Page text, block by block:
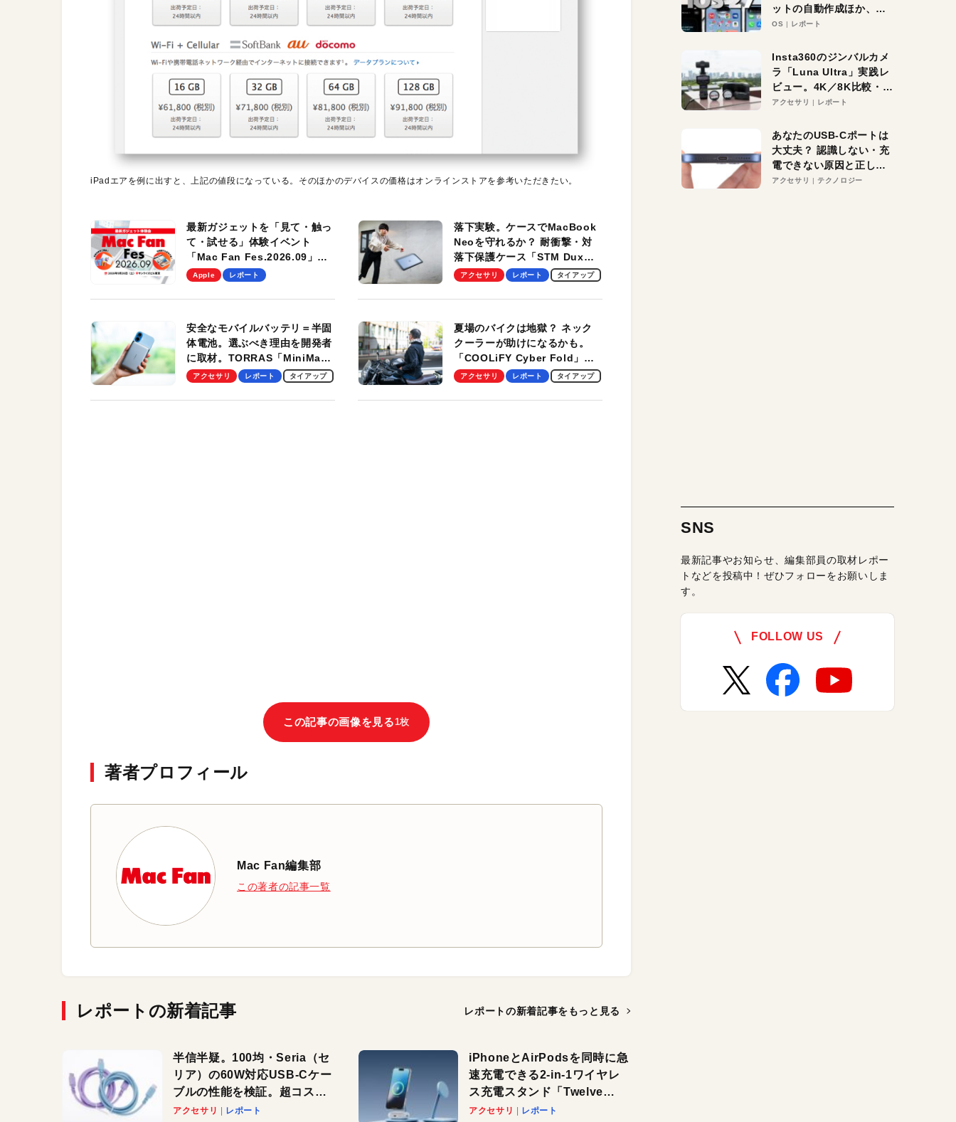
iPadエアを例に出すと、上記の値段になっている。そのほかのデバイスの価格はオンラインストアを参考いただきたい。
最新ガジェットを「見て・触っ
て・試せる」体験イベント
「Mac Fan Fes.2026.09」
を、9月26日（土）に開催しま
Apple レポート
落下実験。ケースでMacBook
Neoを守れるか？ 耐衝撃・対
落下保護ケース「STM Dux
Ultra」を検証。学生、ビジネ
適！
アクセサリ レポート タイアップ
安全なモバイルバッテリ＝半固
体電池。選ぶべき理由を開発者
に取材。TORRAS「MiniMag
Pro」の実機レビューも
アクセサリ レポート タイアップ
夏場のバイクは地獄？ ネック
クーラーが助けになるかも。
「COOLiFY Cyber Fold」レ
ビュー。冷却の速さ、密着する
性がグッド！
アクセサリ レポート タイアップ
この記事の画像を見る1枚
著者プロフィール
Mac Fan編集部
この著者の記事一覧
レポートの新着記事 レポートの新着記事をもっと見る
半信半疑。100均・Seria（セ
リア）の60W対応USB-Cケー
ブルの性能を検証。超コスパ
の1本を発見か？
アクセサリ レポート
iPhoneとAirPodsを同時に急
速充電できる2-in-1ワイヤレ
ス充電スタンド「Twelve
South HiRise 2 Deluxe」が
アクセサリ レポート
ットの自動作成ほか、期
待大の便利機能5選。
る未来はすぐそこ！
OS レポート
Insta360のジンバルカメ
ラ「Luna Ultra」実践レ
ビュー。4K／8K比較・ズ
ーム・夜間撮影をチェッ
アクセサリ レポート
あなたのUSB-Cポートは
大丈夫？ 認識しない・充
電できない原因と正しい
対策
アクセサリ テクノロジー
SNS
最新記事やお知らせ、編集部員の取材レポー
トなどを投稿中！ぜひフォローをお願いしま
す。
FOLLOW US